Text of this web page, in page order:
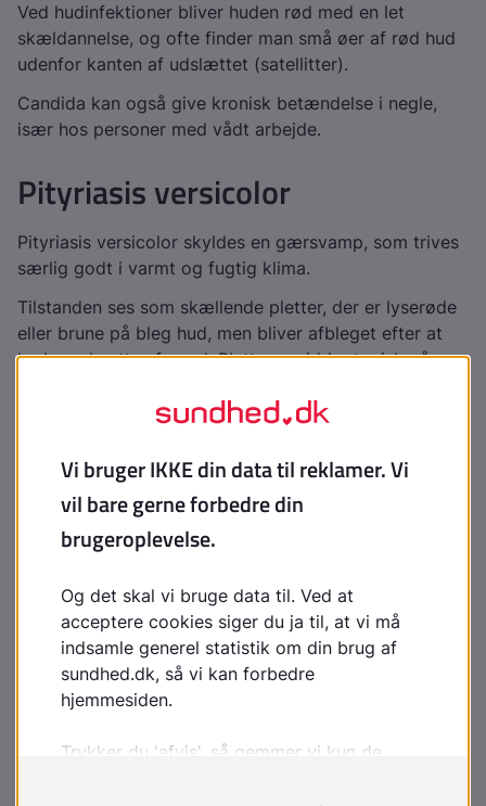
Ved hudinfektioner bliver huden rød med en let
skældannelse, og ofte finder man små øer af rød hud
udenfor kanten af udslættet (satellitter).
Candida kan også give kronisk betændelse i negle,
især hos personer med vådt arbejde.
Pityriasis versicolor
Pityriasis versicolor skyldes en gærsvamp, som trives
særlig godt i varmt og fugtig klima.
Tilstanden ses som skællende pletter, der er lyserøde
eller brune på bleg hud, men bliver afbleget efter at
huden udsættes for sol. Pletterne sidder typisk på
sommeren som blege pletter på solbrun hud.